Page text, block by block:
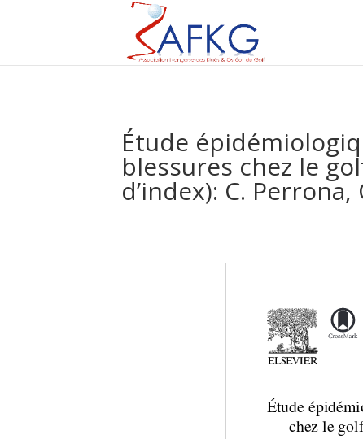
Étude
blessures chez le
d’index): C.